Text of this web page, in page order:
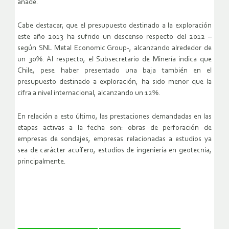
añade.
Cabe destacar, que el presupuesto destinado a la exploración
este año 2013 ha sufrido un descenso respecto del 2012 –
según SNL Metal Economic Group-, alcanzando alrededor de
un 30%. Al respecto, el Subsecretario de Minería indica que
Chile, pese haber presentado una baja también en el
presupuesto destinado a exploración, ha sido menor que la
cifra a nivel internacional, alcanzando un 12%.
En relación a esto último, las prestaciones demandadas en las
etapas activas a la fecha son: obras de perforación de
empresas de sondajes, empresas relacionadas a estudios ya
sea de carácter acuífero, estudios de ingeniería en geotecnia,
principalmente.